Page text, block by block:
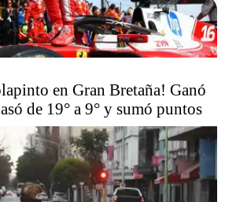
en Gran Bretaña! Ganó
de 19° a 9° y sumó puntos